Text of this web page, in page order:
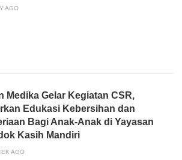
AGO
Medika Gelar Kegiatan CSR,
Edukasi Kebersihan dan
Bagi Anak-Anak di Yayasan
Kasih Mandiri
AGO